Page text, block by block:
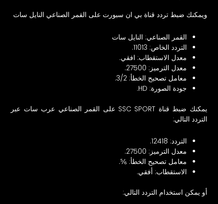
ويمكنك ضبط تردد قناة بي ان سبورت على القمر الصناعي النايل سات
القمر الصناعي: النايل سات
التردد الخاص: 11013.
معدل الاستقطاب: افقي.
معدل الترميز: 27500.
معامل تصحيح الخطأ: 3/2.
جودة الصورة: HD.
يمكنك ضبط قناة SSC SPORT على القمر الصناعي عرب سات عبر
التردد التالي:
التردد: 12418.
معدل الترميز: 27500.
معامل تصحيح الخطأ: ⅚.
الاستقطاب: أفقي.
أو يمكن استخدام التردد التالي: